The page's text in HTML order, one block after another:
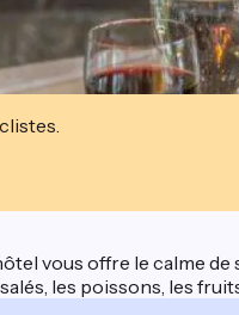
vous offre le calme
les poissons, les